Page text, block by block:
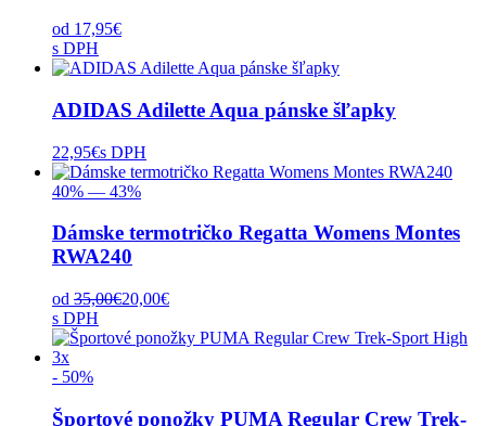
od 17,95€
s DPH
ADIDAS Adilette Aqua pánske šľapky
22,95€s DPH
40% — 43%
Dámske termotričko Regatta Womens Montes
RWA240
od 35,00€20,00€
s DPH
- 50%
Športové ponožky PUMA Regular Crew Trek-